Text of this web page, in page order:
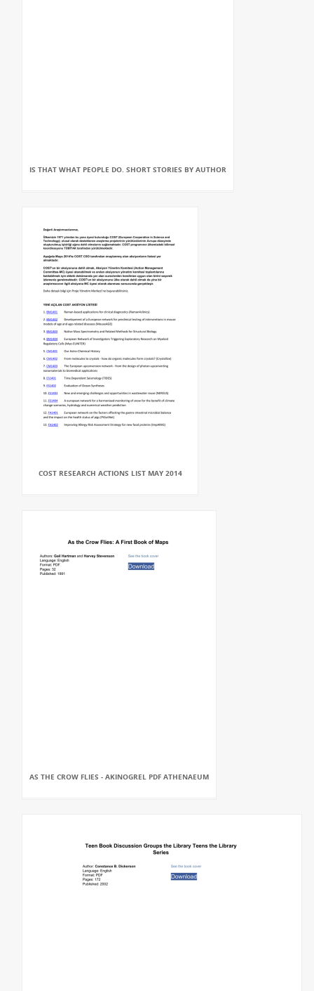
IS THAT WHAT PEOPLE DO. SHORT STORIES BY AUTHOR
COST RESEARCH ACTIONS LIST MAY 2014
AS THE CROW FLIES - AKINOGREL PDF ATHENAEUM